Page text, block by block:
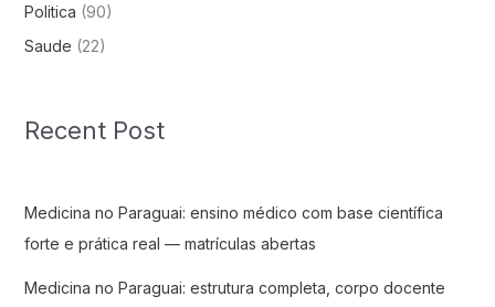
Politica (90)
Saude (22)
Recent Post
Medicina no Paraguai: ensino médico com base científica
forte e prática real — matrículas abertas
Medicina no Paraguai: estrutura completa, corpo docente